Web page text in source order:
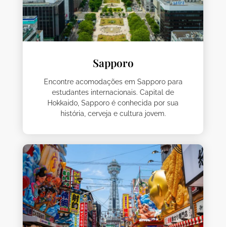
Sapporo
Encontre acomodações em Sapporo para
estudantes internacionais. Capital de
Hokkaido, Sapporo é conhecida por sua
história, cerveja e cultura jovem.